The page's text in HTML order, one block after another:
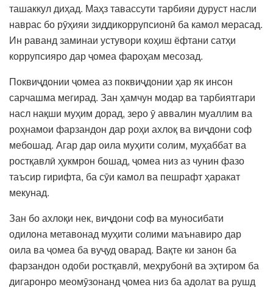
ташаккул диҳад. Маҳз тавассути тарбияи дуруст насли
наврас бо рӯҳияи зиддикоррупсионӣ ба камол мерасад.
Ин раванд заминаи устувори коҳиш ёфтани сатҳи
коррупсияро дар ҷомеа фароҳам месозад.
Поквиҷдонии ҷомеа аз поквиҷдонии ҳар як инсон
сарчашма мегирад. Зан ҳамчун модар ва тарбиятгари
насл нақши муҳим дорад, зеро ӯ аввалин муаллим ва
роҳнамои фарзандон дар роҳи ахлоқ ва виҷдони соф
мебошад. Агар дар оила муҳити солим, муҳаббат ва
ростқавлӣ ҳукмрон бошад, ҷомеа низ аз чунин фазо
таъсир гирифта, ба сӯи камол ва пешрафт ҳаракат
мекунад.
Зан бо ахлоқи нек, виҷдони соф ва муносибати
одилона метавонад муҳити солими маънавиро дар
оила ва ҷомеа ба вуҷуд оварад. Вақте ки занон ба
фарзандон одоби ростқавлӣ, меҳрубонӣ ва эҳтиром ба
дигаронро меомӯзонанд ҷомеа низ ба адолат ва рушд